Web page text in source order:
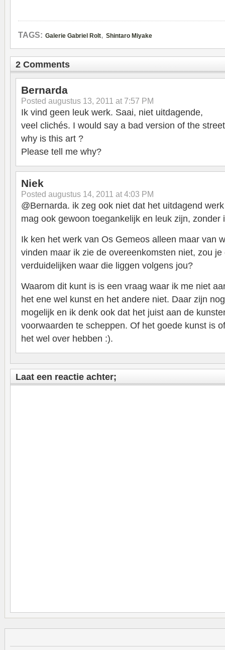
TAGS: Galerie Gabriel Rolt, Shintaro Miyake
2 Comments
Bernarda
Posted augustus 13, 2011 at 7:57 PM
Ik vind geen leuk werk. Saai, niet uitdagende,
veel clichés. I would say a bad version of the
why is this art ?
Please tell me why?
Niek
Posted augustus 14, 2011 at 4:03 PM
@Bernarda. ik zeg ook niet dat het uitdagend
mag ook gewoon toegankelijk en leuk zijn, zonder
Ik ken het werk van Os Gemeos alleen maar van
vinden maar ik zie de overeenkomsten niet, zou je
verduidelijken waar die liggen volgens jou?
Waarom dit kunt is is een vraag waar ik me niet
het ene wel kunst en het andere niet. Daar zijn
mogelijk en ik denk ook dat het juist aan de
voorwaarden te scheppen. Of het goede kunst is
het wel over hebben :).
Laat een reactie achter;